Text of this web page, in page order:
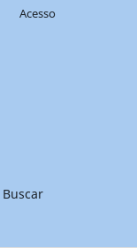
Buscar
Acesso